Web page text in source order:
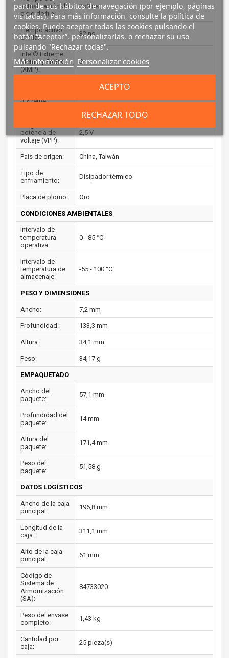
actualización de
ciclo de fila:
350 ns
Tiempo activo
en fila:
32 ns
Intel® Extreme
Memory Profile
(XMP):
Si
(Extreme
potencia de
voltaje (VPP):
2,5 V
País de origen: China, Taiwán
Tipo de
enfriamiento:
Disipador térmico
Placa de plomo: Oro
CONDICIONES AMBIENTALES
Intervalo de
temperatura
operativa:
0 - 85 °C
Intervalo de
temperatura de
almacenaje:
-55 - 100 °C
PESO Y DIMENSIONES
Ancho: 7,2 mm
Profundidad: 133,3 mm
Altura: 34,1 mm
Peso: 34,17 g
EMPAQUETADO
Ancho del
paquete:
57,1 mm
Profundidad del
paquete:
14 mm
Altura del
paquete:
171,4 mm
Peso del
paquete:
51,58 g
DATOS LOGÍSTICOS
Ancho de la caja
principal:
196,8 mm
Longitud de la
caja:
311,1 mm
Alto de la caja
principal:
61 mm
Código de
Sistema de
Armomización
(SA):
84733020
Peso del envase
completo:
1,43 kg
Cantidad por
caja:
25 pieza(s)
partir de sus hábitos de navegación (por ejemplo, páginas
visitadas). Para más información, consulte la política de
cookies. Puede aceptar todas las cookies pulsando el
botón “Aceptar”, personalizarlas, o rechazar su uso
pulsando "Rechazar todas".
Más información Personalizar cookies
RECHAZAR TODO
ACEPTO